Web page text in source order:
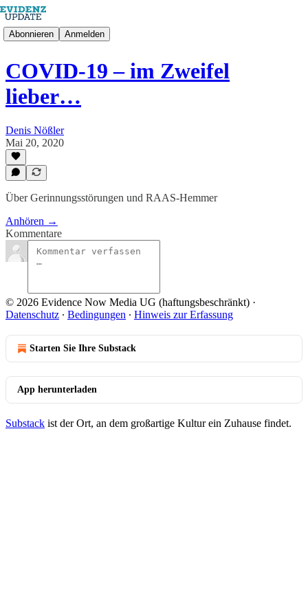
Abonnieren Anmelden
COVID-19 – im Zweifel
lieber…
Denis Nößler
Mai 20, 2020
Über Gerinnungsstörungen und RAAS-Hemmer
Anhören →
Kommentare
© 2026 Evidence Now Media UG (haftungsbeschränkt) ·
Datenschutz ∙ Bedingungen ∙ Hinweis zur Erfassung
Starten Sie Ihre Substack
App herunterladen
Substack ist der Ort, an dem großartige Kultur ein Zuhause findet.